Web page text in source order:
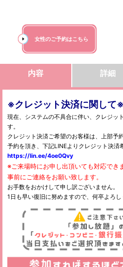
女性のご予約はこちら
内容 詳細
※クレジット決済に関して※
現在、システムの不具合に伴い、クレジッ
す。
クレジット決済ご希望のお客様は、上部予
予約を頂き、下記LINEよりクレジット決済
https://lin.ee/4oe0Qvy
※ご来場時にお申し出頂いても対応でき
事前にご連絡をお願い致します。
お手数をおかけして申し訳ございません。
1日も早い復旧に努めますので、何卒よろし